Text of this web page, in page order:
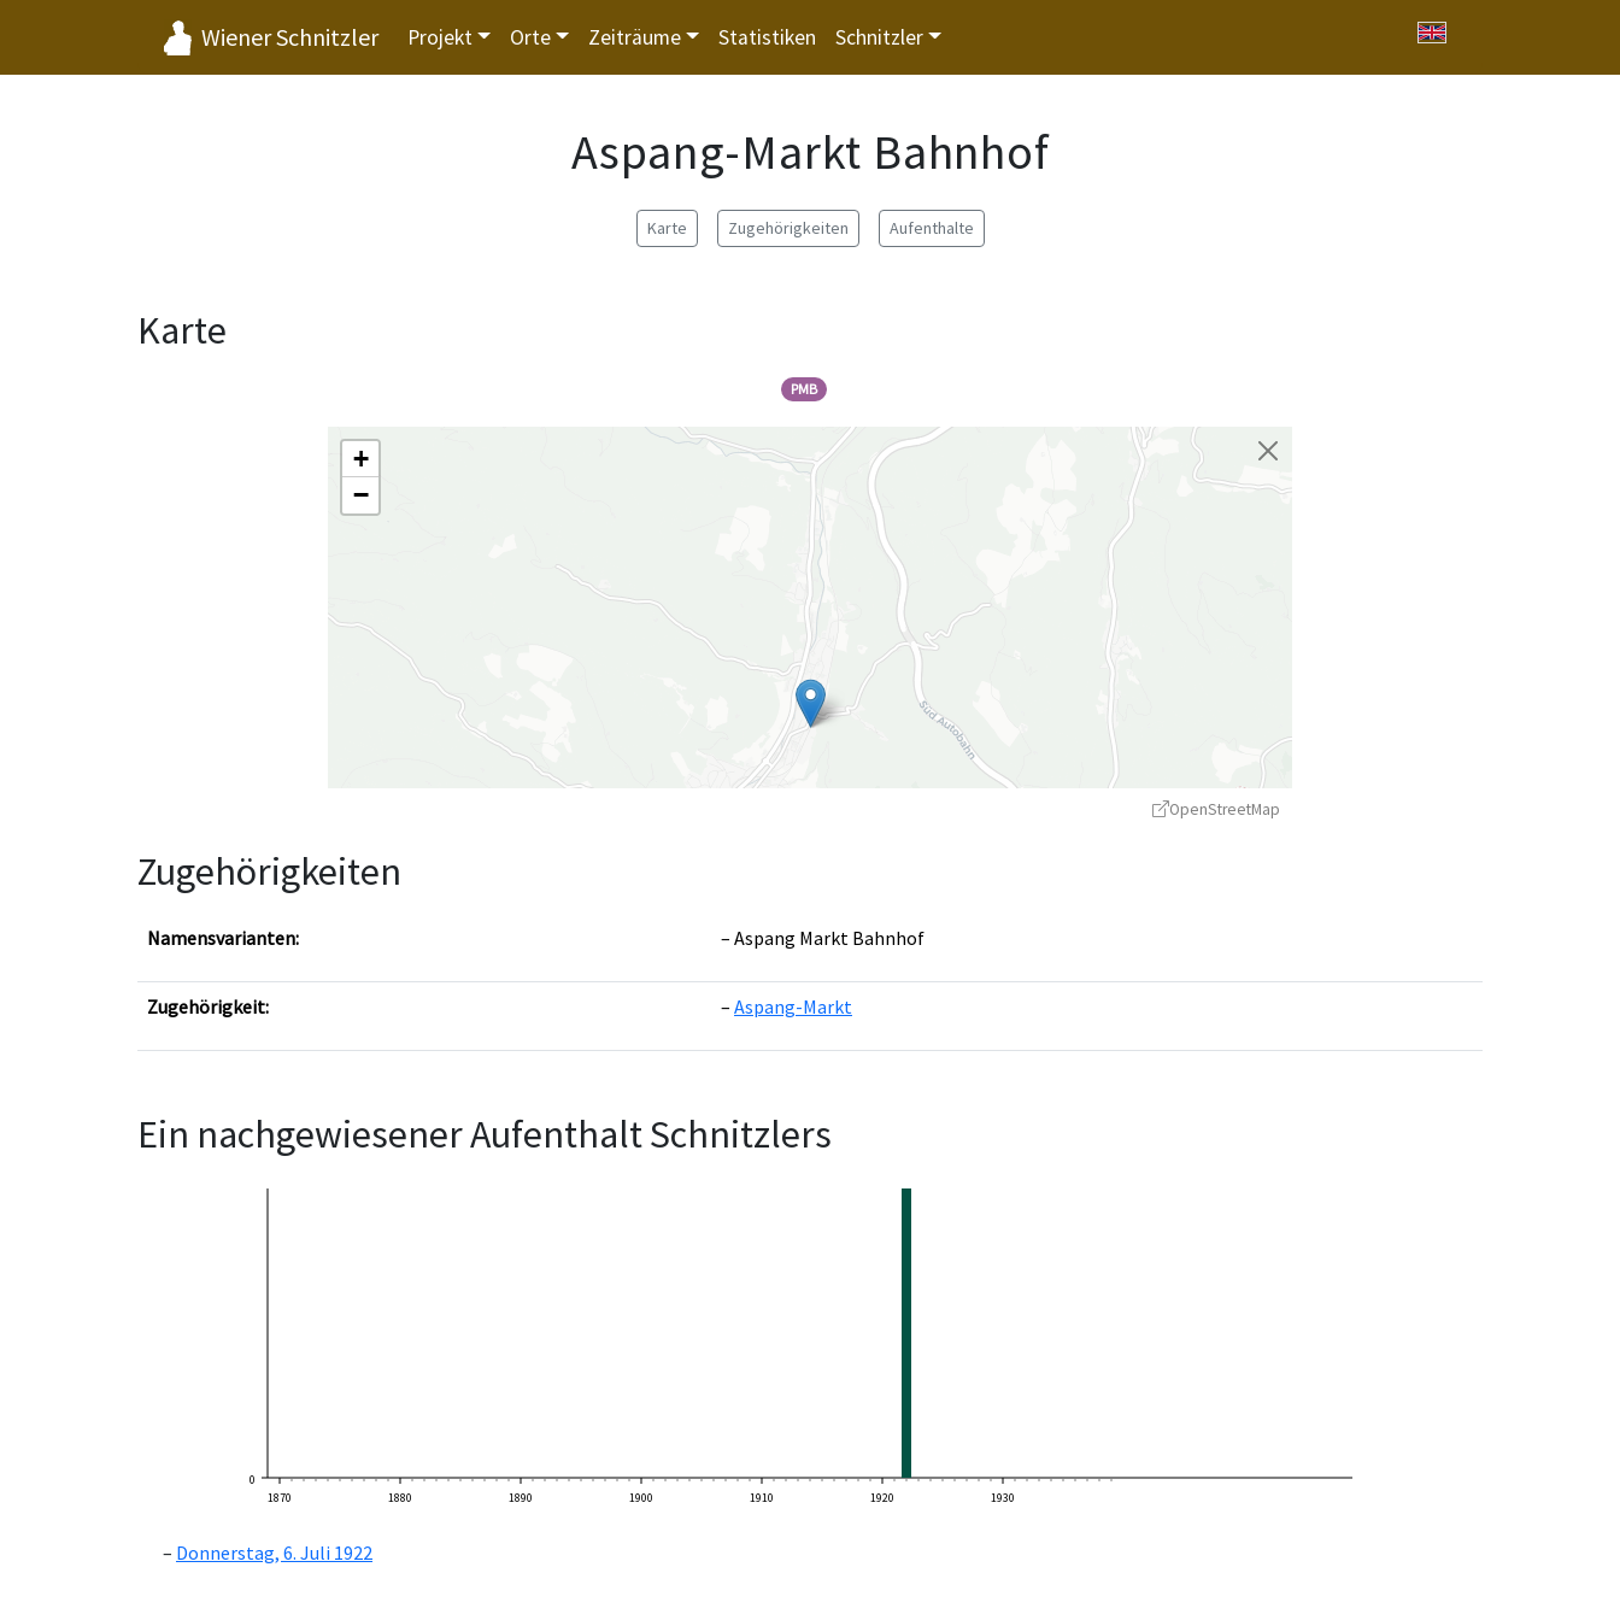
Wiener Schnitzler Projekt Orte Zeiträume Statistiken Schnitzler
Aspang-Markt Bahnhof
Karte Zugehörigkeiten Aufenthalte
Karte
PMB
+
−
OpenStreetMap
Zugehörigkeiten
Namensvarianten: Aspang Markt Bahnhof
Zugehörigkeit: Aspang-Markt
Ein nachgewiesener Aufenthalt Schnitzlers
0
1870
1880 1890 1900 1910 1920 1930
Donnerstag, 6. Juli 1922